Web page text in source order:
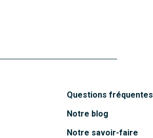
Questions fréquentes
Notre blog
Notre savoir-faire